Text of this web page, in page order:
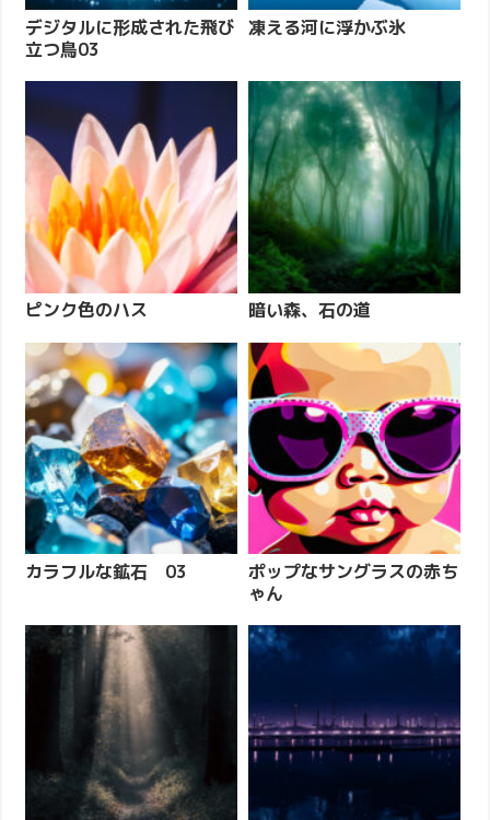
デジタルに形成された飛び
立つ鳥03
凍える河に浮かぶ氷
ピンク色のハス 暗い森、石の道
カラフルな鉱石 03
ポップなサングラスの赤ち
ゃん